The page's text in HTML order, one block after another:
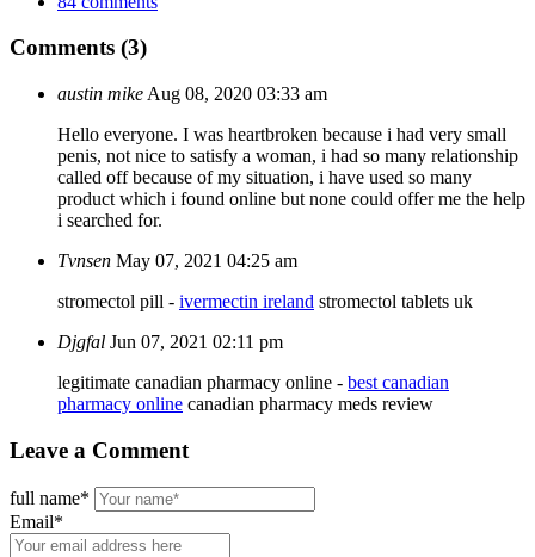
Comments (3)
austin mike Aug 08, 2020 03:33 am
Hello everyone. I was heartbroken because i had very small
penis, not nice to satisfy a woman, i had so many relationship
called off because of my situation, i have used so many
product which i found online but none could offer me the help
i searched for.
Tvnsen May 07, 2021 04:25 am
stromectol pill - ivermectin ireland stromectol tablets uk
Djgfal Jun 07, 2021 02:11 pm
legitimate canadian pharmacy online - best canadian
pharmacy online canadian pharmacy meds review
Leave a Comment
full name*
Email*